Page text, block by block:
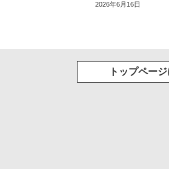
2026年6月16日
トップペー